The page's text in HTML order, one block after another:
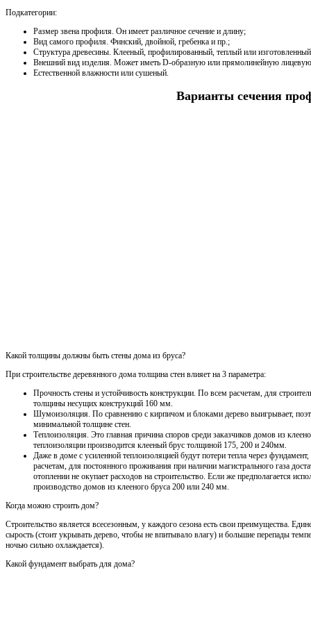
Подкатегории:
Размер звена профиля. Он имеет различное сечение и длину;
Вид самого профиля. Финский, двойной, гребенка и пр.;
Структура древесины. Клееный, профилированный, теплый или изготовленный
Внешний вид изделия. Может иметь D-образную или прямолинейную
Естественной влажности или сушеный.
Варианты сечения
Какой толщины должны быть стены дома из бруса?
При строительстве деревянного дома толщина стен влияет на 3 параметра:
Прочность стены и устойчивость конструкции. По всем расчетам, для
толщины несущих конструкций 160 мм.
Шумоизоляция. По сравнению с кирпичом и блоками дерево выигрывает,
минимальной толщине стен.
Теплоизоляция. Это главная причина споров среди заказчиков домов из
теплоизоляции производится клееный брус толщиной 175, 200 и 240мм.
Даже в доме с усиленной теплоизоляцией будут потери тепла через
расчетам, для постоянного проживания при наличии магистрального газа
отоплении не окупает расходов на строительство. Если же предполагается
производство домов из клееного бруса 200 или 240 мм.
Когда можно строить дом?
Строительство является всесезонным, у каждого сезона есть свои преимущества.
сырость (стоит укрывать дерево, чтобы не впитывало влагу) и большие перепады
ночью сильно охлаждается).
Какой фундамент выбрать для дома?